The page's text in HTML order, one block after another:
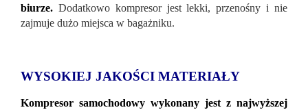
biurze. Dodatkowo kompresor jest lekki, przenośny i nie
zajmuje dużo miejsca w bagażniku.
WYSOKIEJ JAKOŚCI MATERIAŁY
Kompresor samochodowy wykonany jest z najwyższej